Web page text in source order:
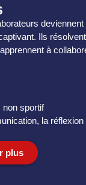
deviennent
Ils
à
non sportif
la
plus